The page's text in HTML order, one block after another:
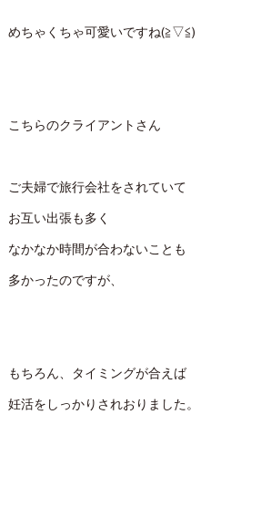
めちゃくちゃ可愛いですね(≧▽≦)
こちらのクライアントさん
ご夫婦で旅行会社をされていて
お互い出張も多く
なかなか時間が合わないことも
多かったのですが、
もちろん、タイミングが合えば
妊活をしっかりされおりました。